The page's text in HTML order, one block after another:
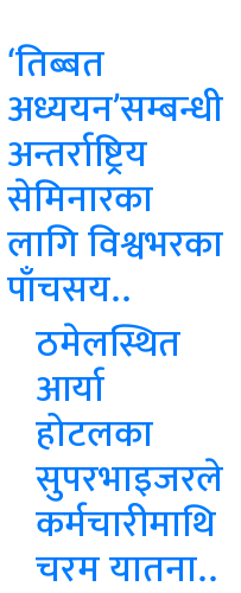
‘तिब्बत
अध्ययन’सम्बन्धी
अन्तर्राष्ट्रिय
सेमिनारका
लागि विश्वभरका
पाँचसय..
ठमेलस्थित
आर्या
होटलका
सुपरभाइजरले
कर्मचारीमाथि
चरम यातना..